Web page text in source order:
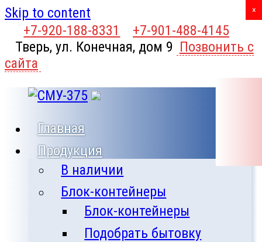
Skip to content
+7-920-188-8331
+7-901-488-4145
Тверь, ул. Конечная, дом 9 Позвонить с
сайта
Главная
Продукция
В наличии
Блок-контейнеры
Блок-контейнеры
Подобрать бытовку
X
×